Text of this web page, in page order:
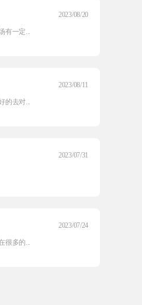
有一定...
2023/08/20
的去对...
2023/08/11
2023/07/31
很多的...
2023/07/24